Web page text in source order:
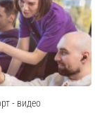
- видео